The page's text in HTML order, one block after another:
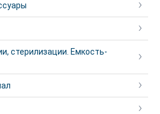
стерилизации. Емкость-